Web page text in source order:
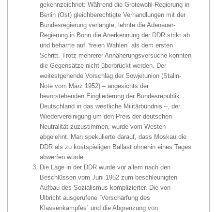
gekennzeichnet: Während die Grotewohl-Regierung in
Berlin (Ost) gleichberechtigte Verhandlungen mit der
Bundesregierung verlangte, lehnte die Adenauer-
Regierung in Bonn die Anerkennung der DDR strikt ab
und beharrte auf `freien Wahlen´ als dem ersten
Schritt. Trotz mehrerer Annäherungsversuche konnten
die Gegensätze nicht überbrückt werden. Der
weitestgehende Vorschlag der Sowjetunion (Stalin-
Note vom März 1952) – angesichts der
bevorstehenden Eingliederung der Bundesrepublik
Deutschland in das westliche Militärbündnis –, der
Wiedervereinigung um den Preis der deutschen
Neutralität zuzustimmen, wurde vom Westen
abgelehnt. Man spekulierte darauf, dass Moskau die
DDR als zu kostspieligen Ballast ohnehin eines Tages
abwerfen würde.
Die Lage in der DDR wurde vor allem nach den
Beschlüssen vom Juni 1952 zum beschleunigten
Aufbau des Sozialismus komplizierter. Die von
Ulbricht ausgerufene `Verschärfung des
Klassenkampfes´ und die Abgrenzung von